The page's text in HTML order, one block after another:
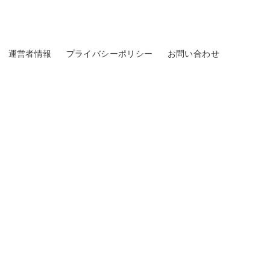
運営者情報 プライバシーポリシー お問い合わせ